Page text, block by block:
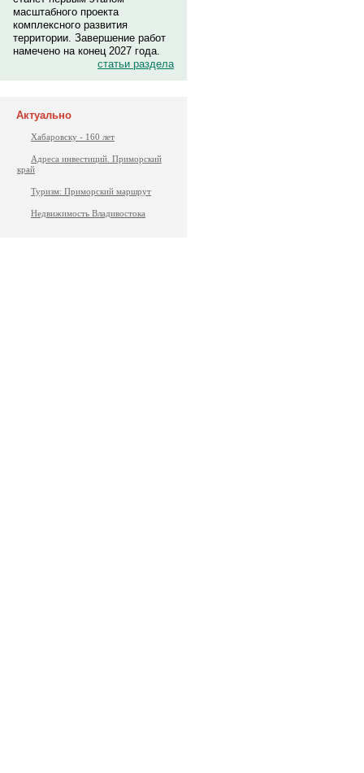
масштабного проекта
комплексного развития
территории. Завершение работ
намечено на конец 2027 года.
статьи раздела
Актуально
Хабаровску - 160 лет
Адреса инвестиций. Приморский
край
Туризм: Приморский маршрут
Недвижимость Владивостока